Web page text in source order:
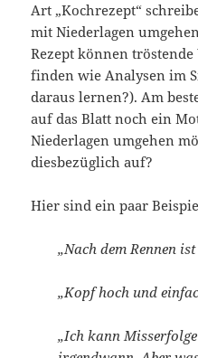
Art „Kochrezept“
mit Niederlagen
Rezept können
finden wie Analysen im
daraus lernen?). Am
auf das Blatt noch ein
Niederlagen umgehen
diesbezüglich auf?
Hier sind ein paar
„Nach dem Rennen
„Kopf hoch und
„Ich kann